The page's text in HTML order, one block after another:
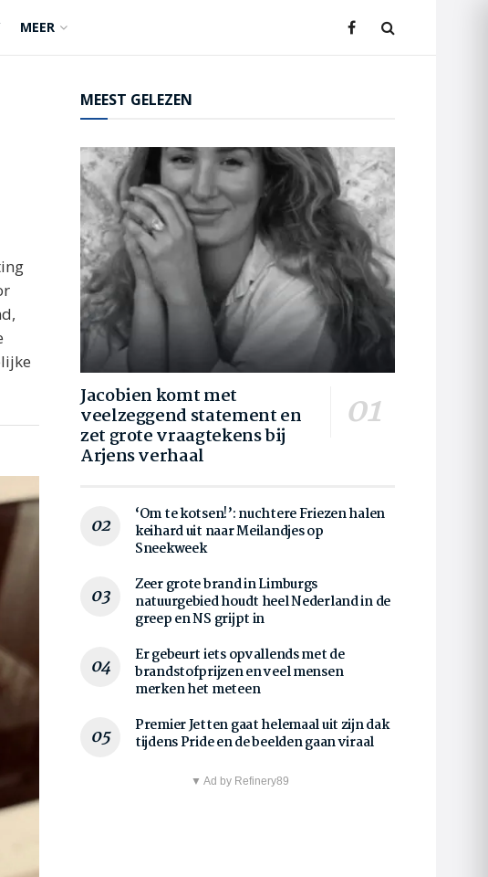
MEER
MEEST GELEZEN
Jacobien komt met
veelzeggend statement en
zet grote vraagtekens bij
Arjens verhaal
‘Om te kotsen!’: nuchtere Friezen halen
keihard uit naar Meilandjes op
Sneekweek
Zeer grote brand in Limburgs
natuurgebied houdt heel Nederland in de
greep en NS grijpt in
Er gebeurt iets opvallends met de
brandstofprijzen en veel mensen
merken het meteen
Premier Jetten gaat helemaal uit zijn dak
tijdens Pride en de beelden gaan viraal
▼ Ad by Refinery89